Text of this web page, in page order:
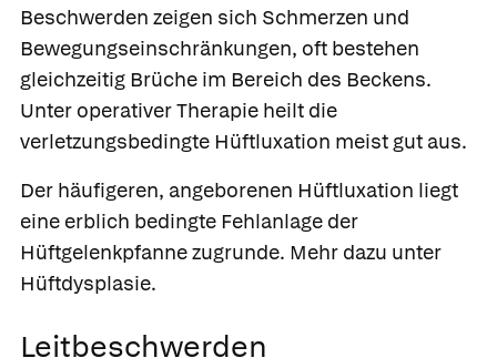
Beschwerden zeigen sich Schmerzen und
Bewegungseinschränkungen, oft bestehen
gleichzeitig Brüche im Bereich des Beckens.
Unter operativer Therapie heilt die
verletzungsbedingte Hüftluxation meist gut aus.
Der häufigeren, angeborenen Hüftluxation liegt
eine erblich bedingte Fehlanlage der
Hüftgelenkpfanne zugrunde. Mehr dazu unter
Hüftdysplasie.
Leitbeschwerden